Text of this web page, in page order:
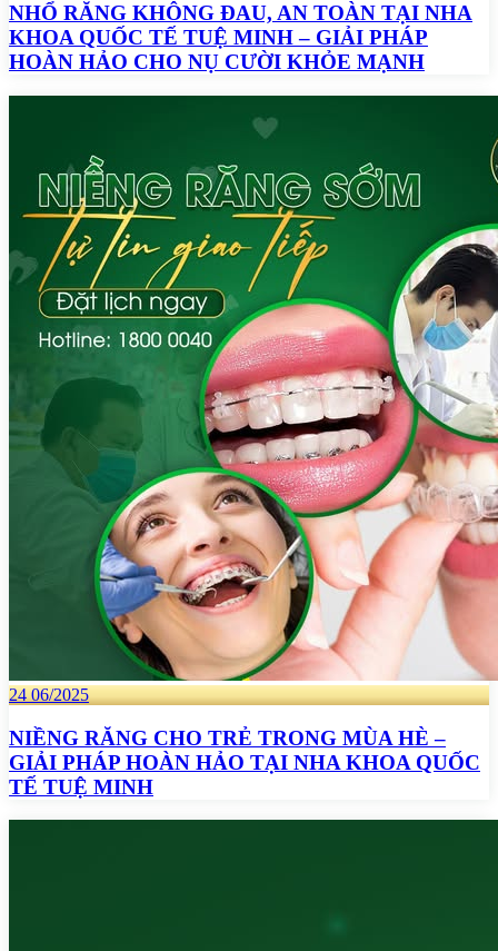
NHỔ RĂNG KHÔNG ĐAU, AN TOÀN TẠI NHA
KHOA QUỐC TẾ TUỆ MINH – GIẢI PHÁP
HOÀN HẢO CHO NỤ CƯỜI KHỎE MẠNH
24 06/2025
NIỀNG RĂNG CHO TRẺ TRONG MÙA HÈ –
GIẢI PHÁP HOÀN HẢO TẠI NHA KHOA QUỐC
TẾ TUỆ MINH